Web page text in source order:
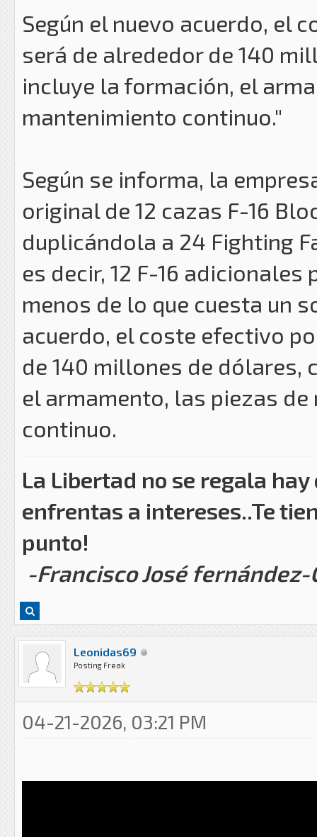
Según el nuevo acuerdo, el
será de alrededor de 140
incluye la formación, el
mantenimiento continuo."
Según se informa, la
original de 12 cazas F-16
duplicándola a 24 Fighting
es decir, 12 F-16
menos de lo que cuesta un
acuerdo, el coste efectivo
de 140 millones de dólares,
el armamento, las piezas
continuo.
La Libertad no se regala
enfrentas a intereses..Te
punto!
-Francisco José
Leonidas69
Posting Freak
04-21-2026, 03:21 PM